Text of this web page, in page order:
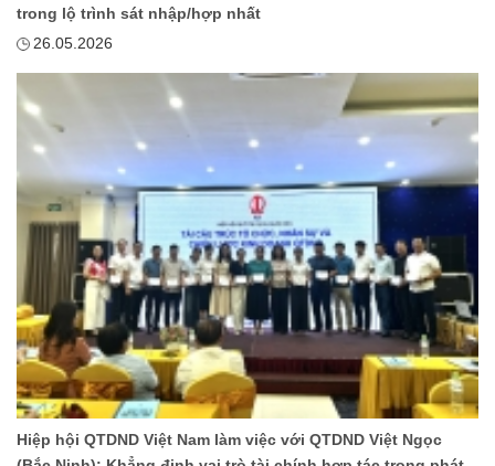
trong lộ trình sát nhập/hợp nhất
26.05.2026
Hiệp hội QTDND Việt Nam làm việc với QTDND Việt Ngọc